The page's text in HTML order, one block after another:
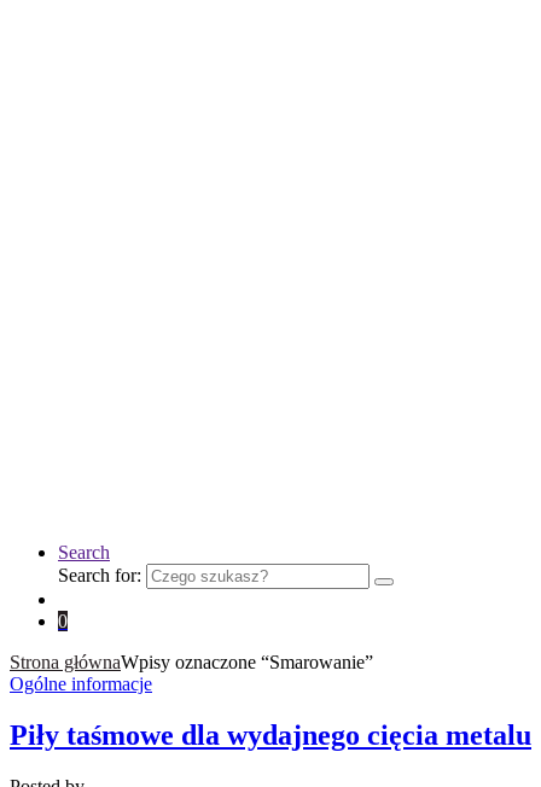
Search
Search for:
0
Strona głównaWpisy oznaczone “Smarowanie”
Ogólne informacje
Piły taśmowe dla wydajnego cięcia metalu